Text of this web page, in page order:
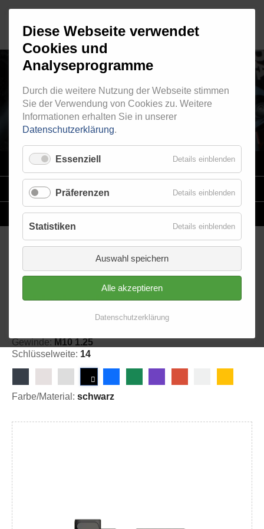
HOHLSCHRAUBE 4020
VARIO
STAHLFLEX-LEITUNGSKITS FÜR MOTORRÄDER
EINZELLEITUNGENNACH MASS
Hohlschraube 4020
Gewinde: M10 1.25
Schlüsselweite: 14
Farbe/Material: schwarz
Diese Webseite verwendet
Cookies und
Analyseprogramme
Durch die weitere Nutzung der Webseite stimmen
Sie der Verwendung von Cookies zu. Weitere
Informationen erhalten Sie in unserer
Datenschutzerklärung.
Essenziell Details einblenden
Präferenzen Details einblenden
Statistiken Details einblenden
Auswahl speichern
Alle akzeptieren
Datenschutzerklärung